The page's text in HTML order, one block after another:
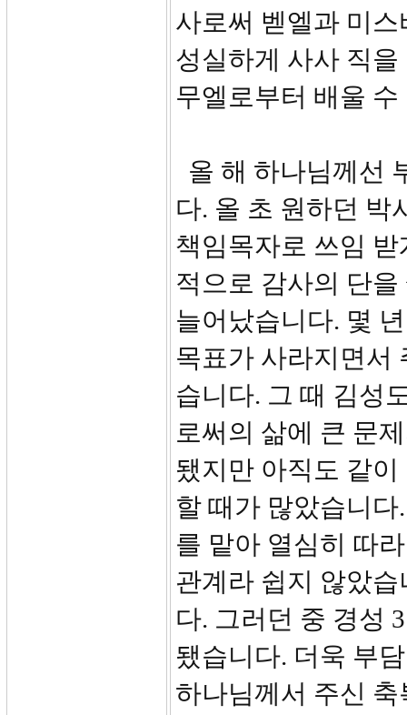
사로써 벧엘과 미
성실하게 사사 직
무엘로부터 배울 수
올 해 하나님께선
다. 올 초 원하던 박
책임목자로 쓰임
적으로 감사의 단
늘어났습니다. 몇
목표가 사라지면서
습니다. 그 때 김성
로써의 삶에 큰 문
됐지만 아직도 같
할 때가 많았습니
를 맡아 열심히 따
관계라 쉽지 않았
다. 그러던 중 경성
됐습니다. 더욱 부
하나님께서 주신